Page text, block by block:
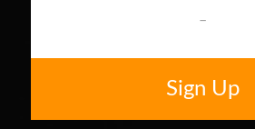
–
Sign Up